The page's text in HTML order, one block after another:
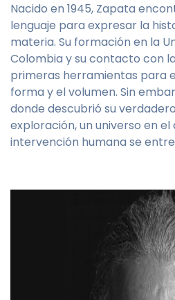
Nacido en 1945, Zapata
lenguaje para expresar la
materia. Su formación en la
Colombia y su contacto con
primeras herramientas para
forma y el volumen. Sin
donde descubrió su
exploración, un universo en el
intervención humana se